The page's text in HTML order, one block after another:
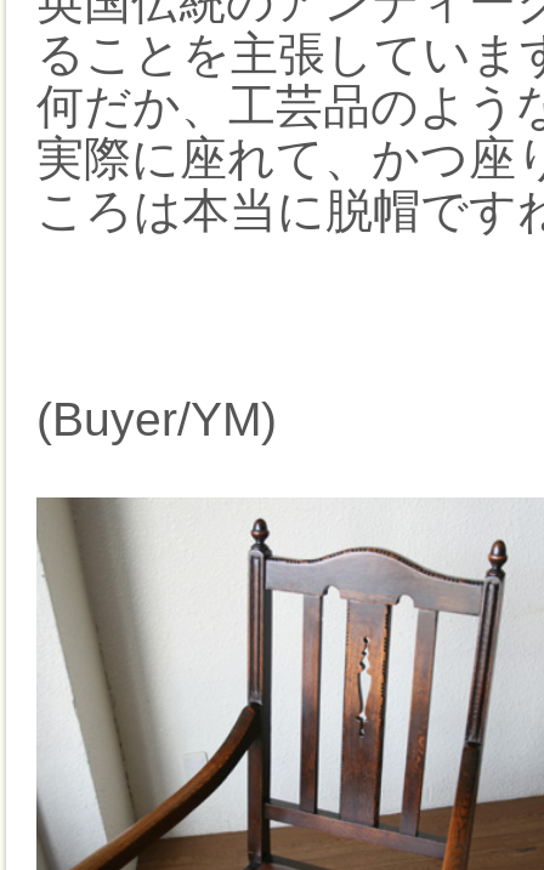
ることを主張していま
何だか、工芸品のよう
実際に座れて、かつ座
ころは本当に脱帽です
(Buyer/YM)